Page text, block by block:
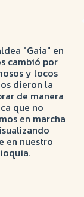
"Gaia" en
cambió por
y locos
dieron la
de manera
que no
en marcha
en nuestro